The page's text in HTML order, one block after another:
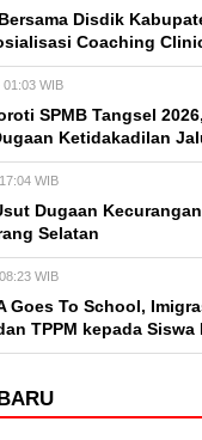
Disdik
Coaching
WIB
SPMB Tangsel
Ketidakadilan
WIB
Dugaan
Selatan
WIB
Goes To School,
TPPM kepada